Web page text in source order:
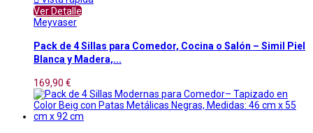
Ver Detalle
Meyvaser
Pack de 4 Sillas para Comedor, Cocina o Salón – Simil Piel
Blanca y Madera,...
169,90 €